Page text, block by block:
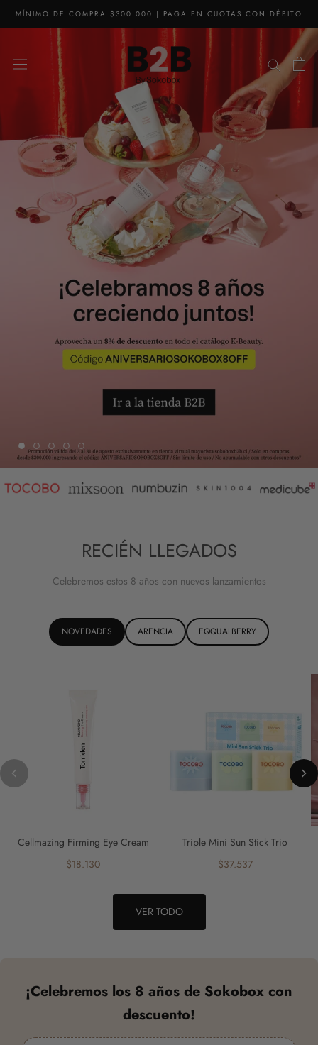
MÍNIMO DE COMPRA $300.000 | PAGA EN CUOTAS CON DÉBITO
RECIÉN LLEGADOS
Celebremos estos 8 años con nuevos lanzamientos
NOVEDADES ARENCIA EQQUALBERRY
Cellmazing Firming Eye Cream
$18.130
Triple Mini Sun Stick Trio
$37.537
VER TODO
¡Celebremos los 8 años de Sokobox con
descuento!